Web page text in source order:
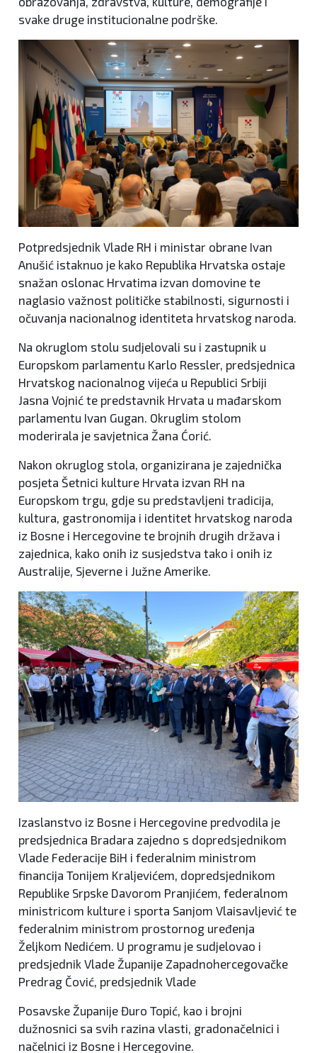
svake druge institucionalne podrške.
Potpredsjednik Vlade RH i ministar obrane Ivan
Anušić istaknuo je kako Republika Hrvatska ostaje
snažan oslonac Hrvatima izvan domovine te
naglasio važnost političke stabilnosti, sigurnosti i
očuvanja nacionalnog identiteta hrvatskog naroda.
Na okruglom stolu sudjelovali su i zastupnik u
Europskom parlamentu Karlo Ressler, predsjednica
Hrvatskog nacionalnog vijeća u Republici Srbiji
Jasna Vojnić te predstavnik Hrvata u mađarskom
parlamentu Ivan Gugan. Okruglim stolom
moderirala je savjetnica Žana Ćorić.
Nakon okruglog stola, organizirana je zajednička
posjeta Šetnici kulture Hrvata izvan RH na
Europskom trgu, gdje su predstavljeni tradicija,
kultura, gastronomija i identitet hrvatskog naroda
iz Bosne i Hercegovine te brojnih drugih država i
zajednica, kako onih iz susjedstva tako i onih iz
Australije, Sjeverne i Južne Amerike.
Izaslanstvo iz Bosne i Hercegovine predvodila je
predsjednica Bradara zajedno s dopredsjednikom
Vlade Federacije BiH i federalnim ministrom
financija Tonijem Kraljevićem, dopredsjednikom
Republike Srpske Davorom Pranjićem, federalnom
ministricom kulture i sporta Sanjom Vlaisavljević te
federalnim ministrom prostornog uređenja
Željkom Nedićem. U programu je sudjelovao i
predsjednik Vlade Županije Zapadnohercegovačke
Predrag Čović, predsjednik Vlade
Posavske Županije Đuro Topić, kao i brojni
dužnosnici sa svih razina vlasti, gradonačelnici i
načelnici iz Bosne i Hercegovine.